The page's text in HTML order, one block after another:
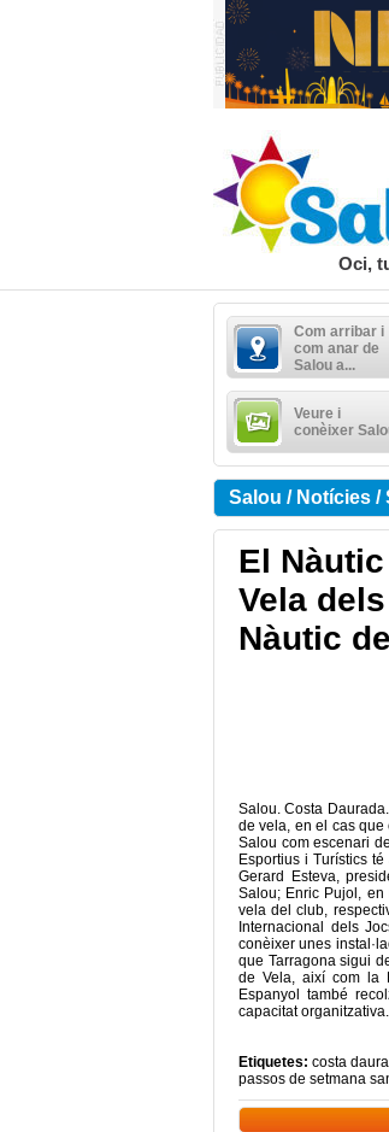
Oci,
Com arribar i
com anar de
Salou a...
Veure i
conèixer
Salou / Notícies /
El
Vela
Nàutic
Salou. Costa
de vela, en el cas que
Salou com escenari
Esportius i Turístics
Gerard Esteva,
Salou; Enric Pujol,
vela del club,
Internacional dels
conèixer unes
que Tarragona sigui
de Vela, així com la
Espanyol també
capacitat organitzativa.
Etiquetes: costa
passos de setmana